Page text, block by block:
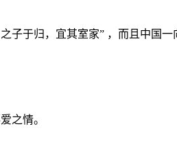
子于归，宜其室家” ，而且中国
之情。